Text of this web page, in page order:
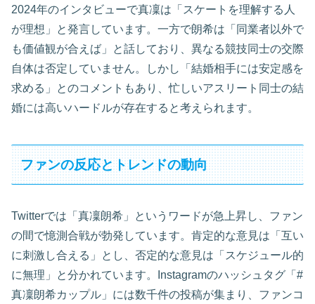
2024年のインタビューで真凜は「スケートを理解する人
が理想」と発言しています。一方で朗希は「同業者以外で
も価値観が合えば」と話しており、異なる競技同士の交際
自体は否定していません。しかし「結婚相手には安定感を
求める」とのコメントもあり、忙しいアスリート同士の結
婚には高いハードルが存在すると考えられます。
ファンの反応とトレンドの動向
Twitterでは「真凜朗希」というワードが急上昇し、ファン
の間で憶測合戦が勃発しています。肯定的な意見は「互い
に刺激し合える」とし、否定的な意見は「スケジュール的
に無理」と分かれています。Instagramのハッシュタグ「#
真凜朗希カップル」には数千件の投稿が集まり、ファンコ